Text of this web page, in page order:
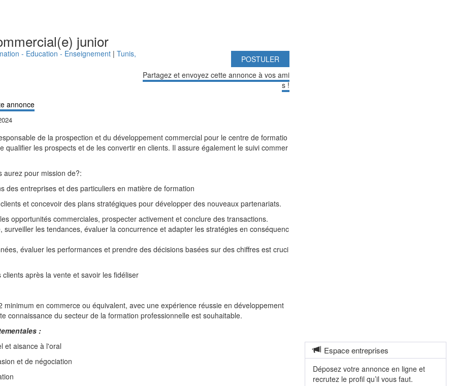
junior
- Education - Enseignement |Tunis,
annonce
POSTULER
Partagez et envoyez cette annonce à vos ami
s !
de la prospection et du développement commercial pour le centre de formatio
qualifier les prospects et de les convertir en clients. Il assure également le suivi commer
aurez pour mission de?:
des entreprises et des particuliers en matière de formation
et concevoir des plans stratégiques pour développer des nouveaux partenariats.
opportunités commerciales, prospecter activement et conclure des transactions.
surveiller les tendances, évaluer la concurrence et adapter les stratégies en conséquenc
évaluer les performances et prendre des décisions basées sur des chiffres est cruci
après la vente et savoir les fidéliser
minimum en commerce ou équivalent, avec une expérience réussie en développement
connaissance du secteur de la formation professionnelle est souhaitable.
:
et aisance à l'oral
et de négociation
Espace entreprises
Déposez votre annonce en ligne et
recrutez le profil qu’il vous faut.